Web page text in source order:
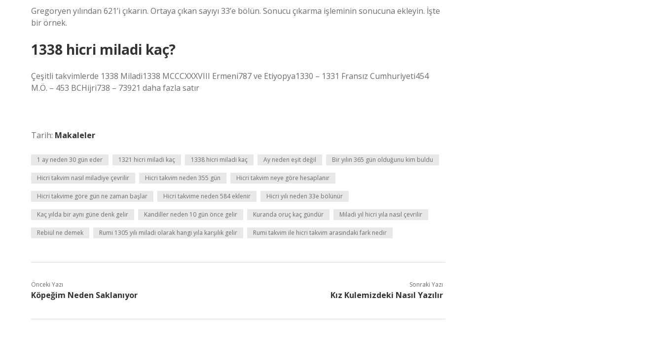
Gregoryen yılından 621’i çıkarın. Ortaya çıkan sayıyı 33’e bölün. Sonucu çıkarma işleminin sonucuna ekleyin. İşte
bir örnek.
1338 hicri miladi kaç?
Çeşitli takvimlerde 1338 Miladi1338 MCCCXXXVIII Ermeni787 ve Etiyopya1330 – 1331 Fransız Cumhuriyeti454
M.Ö. – 453 BCHijri738 – 73921 daha fazla satır
Tarih: Makaleler
1 ay neden 30 gün eder 1321 hicri miladi kaç 1338 hicri miladi kaç Ay neden eşit değil Bir yılın 365 gün olduğunu kim buldu
Hicri takvim nasıl miladiye çevrilir Hicri takvim neden 355 gün Hicri takvim neye göre hesaplanır
Hicri takvime göre gün ne zaman başlar Hicri takvime neden 584 eklenir Hicri yılı neden 33e bölünür
Kaç yılda bir aynı güne denk gelir Kandiller neden 10 gün önce gelir Kuranda oruç kaç gündür Miladi yıl hicri yıla nasıl çevrilir
Rebiül ne demek Rumi 1305 yılı miladi olarak hangi yıla karşılık gelir Rumi takvim ile hicri takvim arasındaki fark nedir
Önceki Yazı
Köpeğim Neden Saklanıyor
Sonraki Yazı
Kız Kulemizdeki Nasıl Yazılır